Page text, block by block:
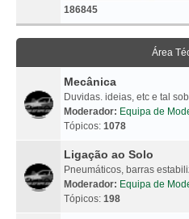
186845
Área
Mecânica
Duvidas. ideias, etc e tal
Moderador: Equipa de
Tópicos: 1078
Ligação ao Solo
Pneumáticos, barras
Moderador: Equipa de
Tópicos: 198